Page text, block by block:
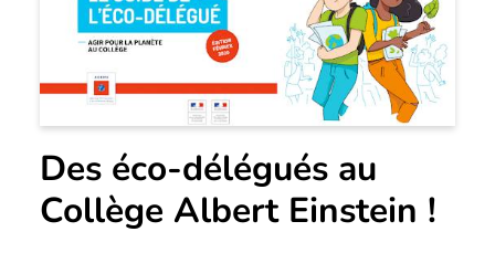
Des éco-délégués au
Collège Albert Einstein !